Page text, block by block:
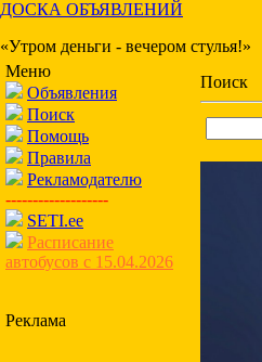
ДОСКА ОБЪЯВЛЕНИЙ
«Утром деньги - вечером стулья!»
Меню
Объявления
Поиск
Помощь
Правила
Рекламодателю
-------------------
SETI.ee
Расписание
автобусов с 15.04.2026
Реклама
Поиск